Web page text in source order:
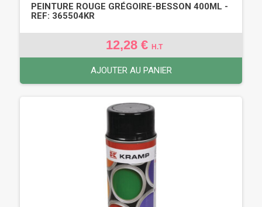
PEINTURE ROUGE GRÉGOIRE-BESSON 400ML -
REF: 365504KR
12,28 € H.T
AJOUTER AU PANIER